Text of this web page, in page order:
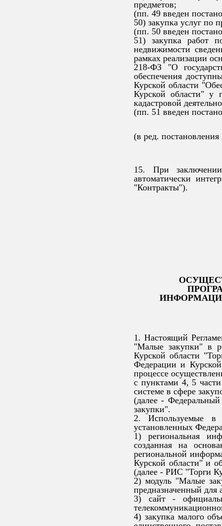
предметов;
(пп. 49 введен
50) закупка услуг по
(пп. 50 введен
51) закупка работ
недвижимости
рамках реализации
218-ФЗ "О
обеспечения
Курской области
Курской области" у
кадастровой
(пп. 51 введен
(в ред.
15. При
автоматически
"Контракты").
1. Настоящий
"Малые закупки" в
Курской области
Федерации и Курской
процессе
с пунктами 4, 5
системе в сфере
(далее -
закупки".
2. Используемые в
установленных
1) региональная
созданная на
региональной
Курской области" и
(далее - РИС "Торги
2) модуль "Малые
предназначенный для
3) сайт -
4) закупка малого